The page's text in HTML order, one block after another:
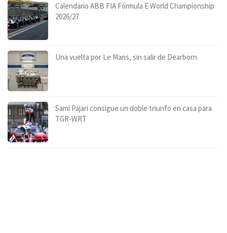
Calendario ABB FIA Fórmula E World Championship
2026/27
Una vuelta por Le Mans, sin salir de Dearborn
Sami Pajari consigue un doble triunfo en casa para
TGR-WRT